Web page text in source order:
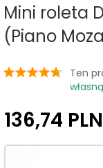
Mini roleta
(Piano
Ten
136,74 PLN